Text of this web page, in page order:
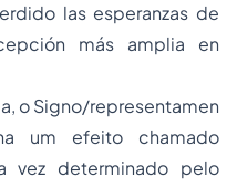
las esperanzas de
más amplia en
o Signo/representamen
um efeito chamado
vez determinado pelo